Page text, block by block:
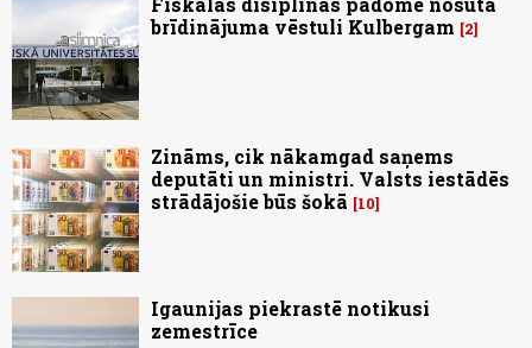
brīdinājuma vēstuli Kulbergam
2
Zināms, cik nākamgad saņems
deputāti un ministri. Valsts iestādēs
strādājošie būs šokā
10
Igaunijas piekrastē notikusi
zemestrīce